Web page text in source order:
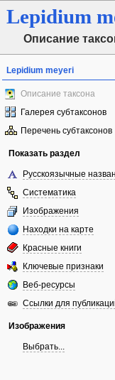
Lepidium
Описание
Lepidium meyeri
Описание таксона
Галерея субтаксонов
Перечень субтаксонов
Показать раздел
Русскоязычные
Систематика
Изображения
Находки на карте
Красные книги
Ключевые признаки
Веб-ресурсы
Ссылки для
Изображения
Выбрать...